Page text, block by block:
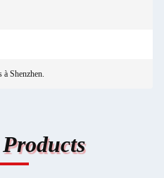
à Shenzhen.